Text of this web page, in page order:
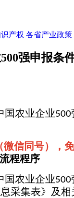
产权 各省产业政策
强申报条
国农业企业500
（微信同号），
流程程序
国农业企业500
采集表》及